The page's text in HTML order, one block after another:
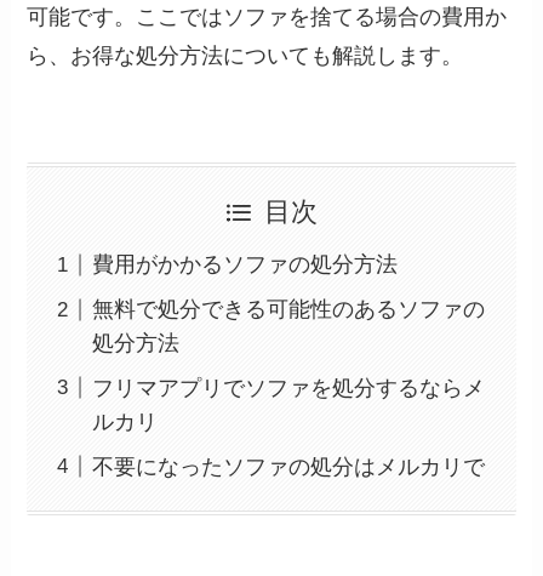
可能です。ここではソファを捨てる場合の費用か
ら、お得な処分方法についても解説します。
目次
費用がかかるソファの処分方法
無料で処分できる可能性のあるソファの
処分方法
フリマアプリでソファを処分するならメ
ルカリ
不要になったソファの処分はメルカリで